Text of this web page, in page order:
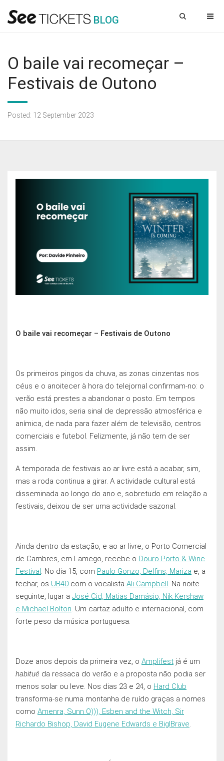
BLOG
O baile vai recomeçar –
Festivais de Outono
Posted: 12 September 2023
O baile vai recomeçar – Festivais de Outono
Os primeiros pingos da chuva, as zonas cinzentas nos
céus e o anoitecer à hora do telejornal confirmam-no: o
verão está prestes a abandonar o posto. Em tempos
não muito idos, seria sinal de depressāo atmosférica e
anímica, de nada para fazer além de televisão, centros
comerciais e futebol. Felizmente, já não tem de ser
assim.
A temporada de festivais ao ar livre está a acabar, sim,
mas a roda continua a girar. A actividade cultural está
disseminada ao longo do ano e, sobretudo em relação a
festivais, deixou de ser uma actividade sazonal.
Ainda dentro da estaçāo, e ao ar livre, o Porto Comercial
de Cambres, em Lamego, recebe o Douro Porto & Wine
Festival . No dia 15, com Paulo Gonzo, Delfins, Mariza e, a
fechar, os UB40 com o vocalista Ali Campbell . Na noite
seguinte, lugar a José Cid, Matias Damásio, Nik Kershaw
e Michael Bolton . Um cartaz adulto e internacional, com
forte peso da música portuguesa.
Doze anos depois da primeira vez, o Amplifest já é um
habitué da ressaca do verão e a proposta não podia ser
menos solar ou leve. Nos dias 23 e 24, o Hard Club
transforma-se numa montanha de ruído graças a nomes
como Amenra, Sunn O))), Esben and the Witch, Sir
Richardo Bishop, David Eugene Edwards e BigIBrave